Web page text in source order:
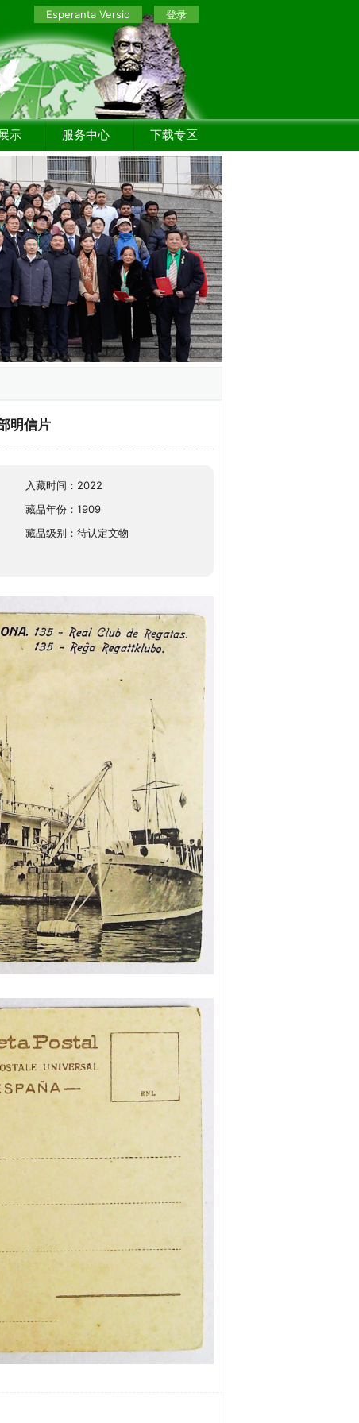
Esperanta Versio 登录
示 服务中心 下载专区
明信片
入藏时间：2022
藏品年份：1909
藏品级别：待认定文物